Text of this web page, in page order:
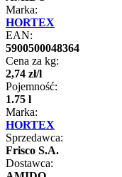
Marka:
HORTEX
EAN:
5900500048364
Cena za kg:
2,74 zł/l
Pojemność:
1.75 l
Marka:
HORTEX
Sprzedawca:
Frisco S.A.
Dostawca: